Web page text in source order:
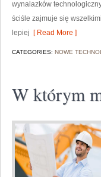
wynalazków
ściśle zajmuje się
lepiej [ Read More ]
CATEGORIES: NOWE
W którym